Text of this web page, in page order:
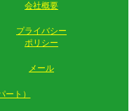
会社概要
プライバシー
ポリシー
メール
ト）